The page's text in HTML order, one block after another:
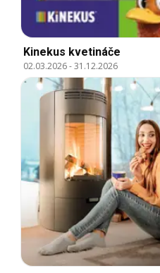
Kinekus kvetináče
02.03.2026-31.12.2026